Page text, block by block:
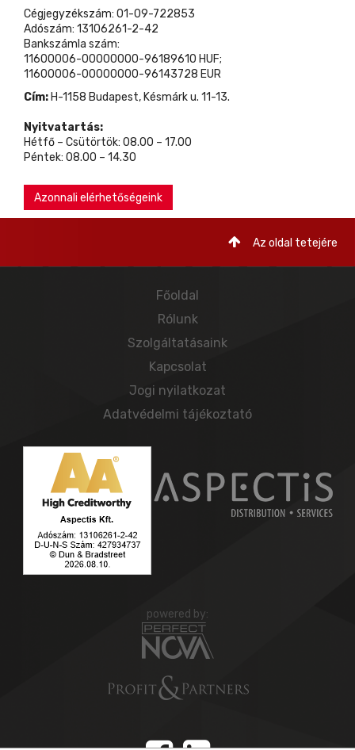
Cégjegyzékszám: 01-09-722853
Adószám: 13106261-2-42
Bankszámla szám:
11600006-00000000-96189610 HUF;
11600006-00000000-96143728 EUR
Cím: H-1158 Budapest, Késmárk u. 11-13.
Nyitvatartás:
Hétfő – Csütörtök: 08.00 – 17.00
Péntek: 08.00 – 14.30
Azonnali elérhetőségeink
Az oldal tetejére
Főoldal
Rólunk
Szolgáltatásaink
Kapcsolat
Jogi nyilatkozat
Adatvédelmi tájékoztató
powered by: